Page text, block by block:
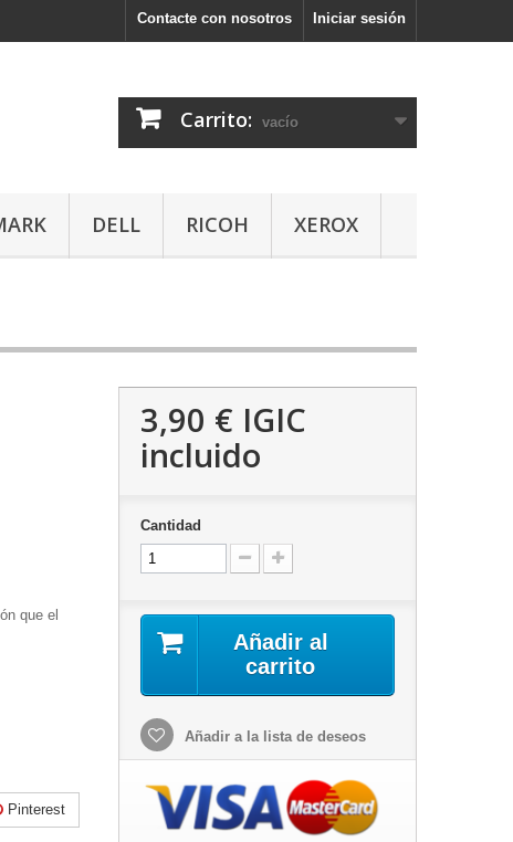
Iniciar sesión
Contacte con nosotros
Carrito: vacío
DELL RICOH XEROX
que el
Pinterest
3,90 € IGIC
incluido
Cantidad
Añadir al
carrito
Añadir a la lista de deseos